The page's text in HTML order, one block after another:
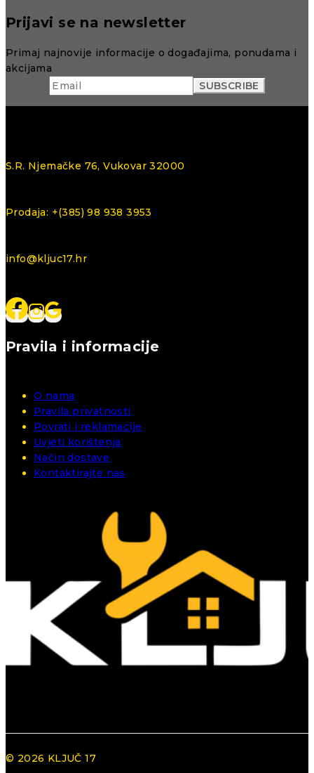
Prijavi se na newsletter
Primaj najnovije informacije o događajima, ponudama i
akcijama
S.R. Njemačke 76, Vukovar 32000
Prodaja: +(385) 98 938 3953
info@kljuc17.hr
Pravila i informacije
O nama
Pravila privatnosti
Povrati i reklamacije
Uvjeti korištenja
Način dostave
Kontaktirajte nas
© 2026 KLJUČ 17